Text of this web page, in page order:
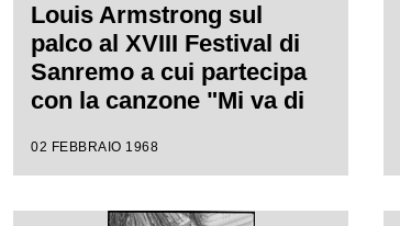
Louis Armstrong sul
palco al XVIII Festival di
Sanremo a cui partecipa
con la canzone "Mi va di
02 FEBBRAIO 1968